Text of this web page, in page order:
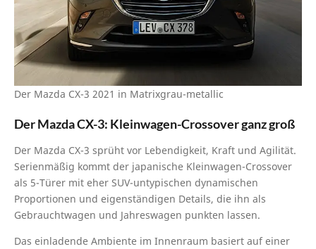
Der Mazda CX-3 2021 in Matrixgrau-metallic
Der Mazda CX-3: Kleinwagen-Crossover ganz groß
Der Mazda CX-3 sprüht vor Lebendigkeit, Kraft und Agilität.
Serienmäßig kommt der japanische Kleinwagen-Crossover
als 5-Türer mit eher SUV-untypischen dynamischen
Proportionen und eigenständigen Details, die ihn als
Gebrauchtwagen und Jahreswagen punkten lassen.
Das einladende Ambiente im Innenraum basiert auf einer